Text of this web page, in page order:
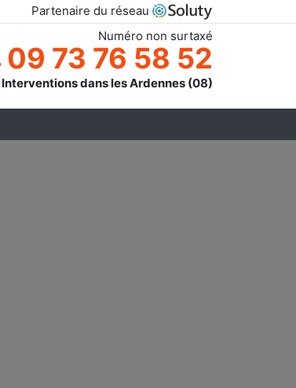
Partenaire du réseau
Numéro non surtaxé
09 73 76 58 52
Interventions dans les Ardennes (08)